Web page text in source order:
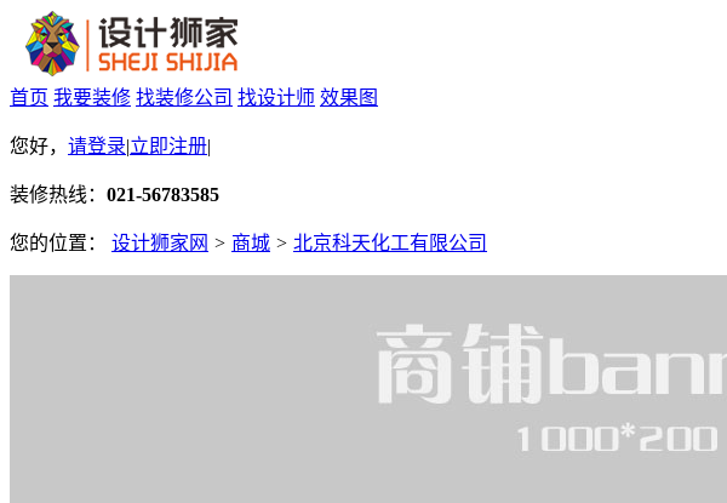
首页 我要装修 找装修公司 找设计师 效果图
您好， 请登录|立即注册|
装修热线： 021-56783585
您的位置： 设计狮家网 > 商城 > 北京科天化工有限公司